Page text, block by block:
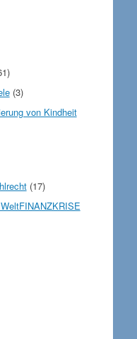
(3)
von Kindheit
(17)